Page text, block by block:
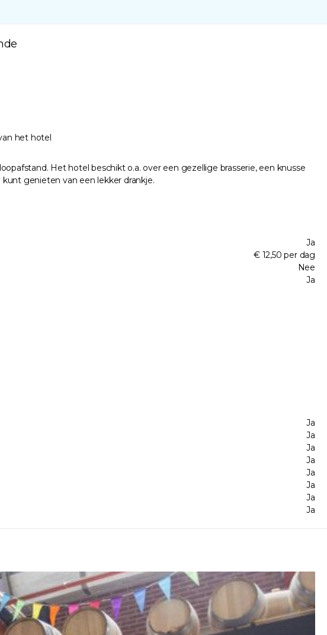
het hotel
Het hotel beschikt o.a. over een gezellige brasserie, een knusse
genieten van een lekker drankje.
Ja
€ 12,50 per dag
Nee
Ja
Ja
Ja
Ja
Ja
Ja
Ja
Ja
Ja